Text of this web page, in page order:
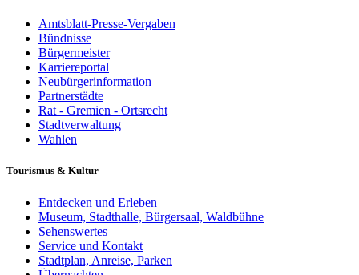
Amtsblatt-Presse-Vergaben
Bündnisse
Bürgermeister
Karriereportal
Neubürgerinformation
Partnerstädte
Rat - Gremien - Ortsrecht
Stadtverwaltung
Wahlen
Tourismus & Kultur
Entdecken und Erleben
Museum, Stadthalle, Bürgersaal, Waldbühne
Sehenswertes
Service und Kontakt
Stadtplan, Anreise, Parken